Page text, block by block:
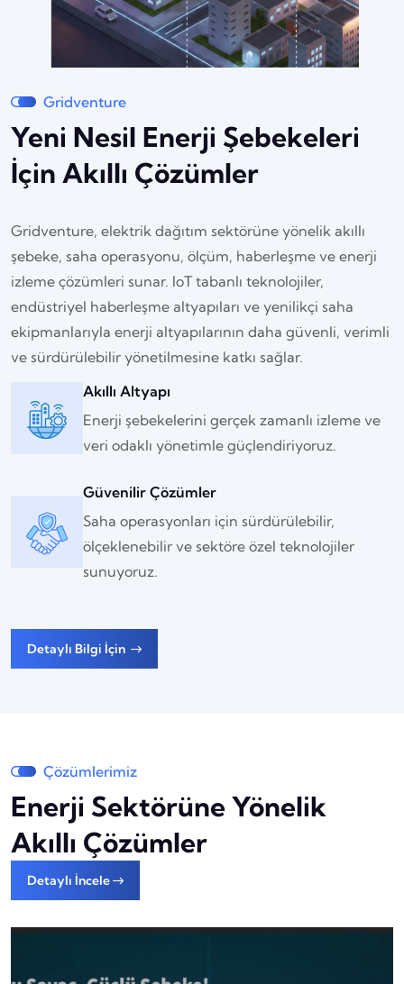
Gridventure
Yeni Nesil Enerji Şebekeleri
İçin Akıllı Çözümler
Gridventure, elektrik dağıtım sektörüne yönelik akıllı
şebeke, saha operasyonu, ölçüm, haberleşme ve enerji
izleme çözümleri sunar. IoT tabanlı teknolojiler,
endüstriyel haberleşme altyapıları ve yenilikçi saha
ekipmanlarıyla enerji altyapılarının daha güvenli, verimli
ve sürdürülebilir yönetilmesine katkı sağlar.
Akıllı Altyapı
Enerji şebekelerini gerçek zamanlı izleme ve
veri odaklı yönetimle güçlendiriyoruz.
Güvenilir Çözümler
Saha operasyonları için sürdürülebilir,
ölçeklenebilir ve sektöre özel teknolojiler
sunuyoruz.
Detaylı Bilgi İçin
Çözümlerimiz
Enerji Sektörüne Yönelik
Akıllı Çözümler
Detaylı İncele